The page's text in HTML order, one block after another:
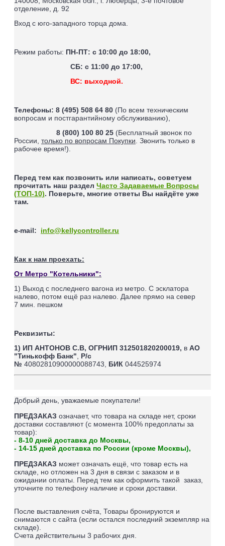
отделение, д. 92
Вход с юго-западного торца дома.
Режим работы: ПН-ПТ: с 10:00 до 18:00,
СБ: с 11:00 до 17:00,
ВС: выходной.
Телефоны: 8 (495) 508 64 80 (По всем техническим
вопросам и постгарантийному обслуживанию),
8 (800) 100 80 25 (Бесплатный звонок по
России, только по вопросам Покупки . Звонить только в
рабочее время!).
Перед тем как позвонить или написать, советуем
прочитать наш раздел Часто Задаваемые Вопросы
(ТОП-10). Поверьте, многие ответы Вы найдёте уже
там.
e-mail: info@kellycontroller.ru
Как к нам проехать:
От Метро "Котельники":
1) Выход с последнего вагона из метро. С эсклатора
налево, потом ещё раз налево. Далее прямо на север
7 мин. пешком
Реквизиты:
1) ИП АНТОНОВ С.В, ОГРНИП 312501820200019, в АО
"Тинькофф Банк"
Р/с
№ 40802810900000088743, БИК 044525974
Добрый день, уважаемые покупатели!
ПРЕДЗАКАЗ означает, что товара на складе нет, сроки
доставки составляют (с момента 100% предоплаты за
товар):
- 8-10 дней доставка до Москвы,
- 14-15 дней доставка по России (кроме Москвы),
ПРЕДЗАКАЗ может означать ещё, что товар есть на
складе, но отложен на 3 дня в связи с заказом и в
ожидании оплаты. Перед тем как оформить такой заказ,
уточните по телефону наличие и сроки доставки.
После выставления счёта, Товары бронируются и
снимаются с сайта (если остался последний экземпляр на
складе).
Счета действительны 3 рабочих дня.